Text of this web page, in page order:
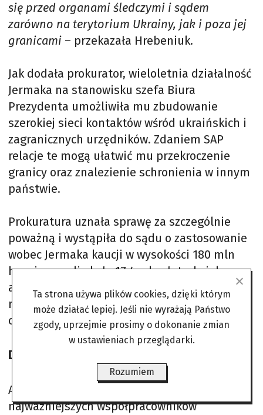
się przed organami śledczymi i sądem
zarówno na terytorium Ukrainy, jak i poza jej
granicami – przekazała Hrebeniuk.
Jak dodała prokurator, wieloletnia działalność
Jermaka na stanowisku szefa Biura
Prezydenta umożliwiła mu zbudowanie
szerokiej sieci kontaktów wśród ukraińskich i
zagranicznych urzędników. Zdaniem SAP
relacje te mogą ułatwić mu przekroczenie
granicy oraz znalezienie schronienia w innym
państwie.
Prokuratura uznała sprawę za szczególnie
poważną i wystąpiła do sądu o zastosowanie
wobec Jermaka kaucji w wysokości 180 mln
hrywien, czyli około 17,4 mln złotych, jako
alternatywy dla aresztu. Kontynuację
rozprawy zaplanowano na środę w południe
czasu ukraińskiego.
Druga osoba w państwie
Andrij Jermak był uznawany za jednego z
najważniejszych współpracowników
Ta strona używa plików cookies, dzięki którym
może działać lepiej. Jeśli nie wyrażają Państwo
zgody, uprzejmie prosimy o dokonanie zmian
w ustawieniach przeglądarki.
Rozumiem